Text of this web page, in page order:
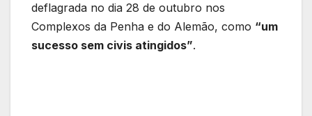
deflagrada no dia 28 de outubro nos
Complexos da Penha e do Alemão, como “um
sucesso sem civis atingidos”.